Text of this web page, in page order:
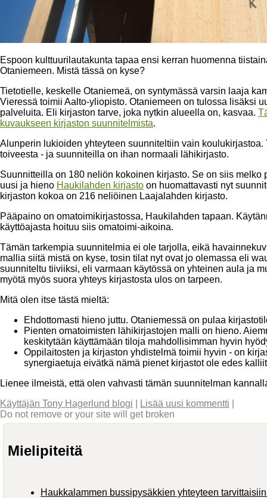
Espoon kulttuurilautakunta tapaa ensi kerran huomenna
Otaniemeen. Mistä tässä on kyse?
Tietotielle, keskelle Otaniemeä, on syntymässä varsin laaja
Vieressä toimii Aalto-yliopisto. Otaniemeen on tulossa lisäksi
palveluita. Eli kirjaston tarve, joka nytkin alueella on, kasvaa.
kuvaukseen kirjaston suunnitelmista.
Alunperin lukioiden yhteyteen suunniteltiin vain
toiveesta - ja suunniteilla on ihan normaali lähikirjasto.
Suunnitteilla on 180 neliön kokoinen kirjasto. Se on siis
uusi ja hieno Haukilahden kirjasto on huomattavasti nyt
kirjaston kokoa on 216 neliöinen Laajalahden kirjasto.
Pääpaino on omatoimikirjastossa, Haukilahden tapaan.
käyttöajasta hoituu siis omatoimi-aikoina.
Tämän tarkempia suunnitelmia ei ole tarjolla, eikä
mallia siitä mistä on kyse, tosin tilat nyt ovat jo olemassa eli
suunniteltu tiiviiksi, eli varmaan käytössä on yhteinen aula ja
myötä myös suora yhteys kirjastosta ulos on tarpeen.
Mitä olen itse tästä mieltä:
Ehdottomasti hieno juttu. Otaniemessä on pulaa
Pienten omatoimisten lähikirjastojen malli on hieno.
keskitytään käyttämään tiloja mahdollisimman hyvin
Oppilaitosten ja kirjaston yhdistelmä toimii hyvin - on
synergiaetuja eivätkä nämä pienet kirjastot ole edes
Lienee ilmeistä, että olen vahvasti tämän suunnitelman
Käyttäjän Tony Hagerlund blogi
Lisää uusi kommentti
Do not remove or your site will get broken
Mielipiteitä
Haukkalammen bussipysäkkien yhteyteen